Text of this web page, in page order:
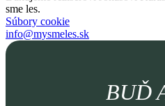
sme les.
Súbory cookie
info@mysmeles.sk
BUĎ